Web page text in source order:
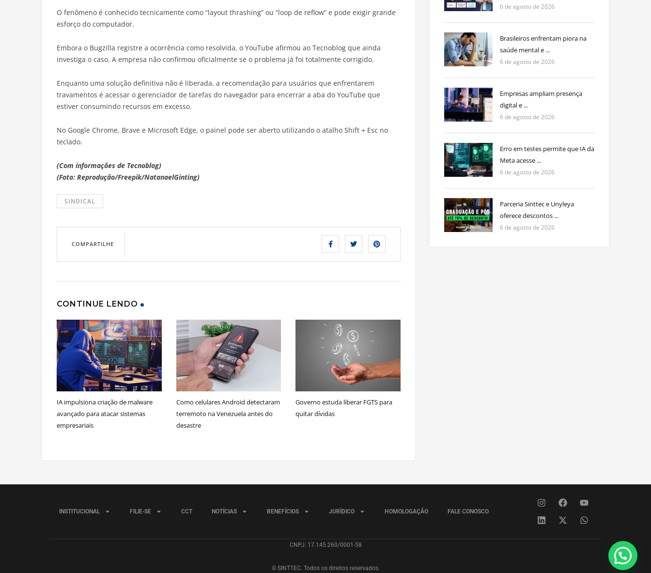
O fenômeno é conhecido tecnicamente como “layout thrashing” ou “loop de reflow” e pode exigir grande
esforço do computador.
Embora o Bugzilla registre a ocorrência como resolvida, o YouTube afirmou ao Tecnoblog que ainda
investiga o caso. A empresa não confirmou oficialmente se o problema já foi totalmente corrigido.
Enquanto uma solução definitiva não é liberada, a recomendação para usuários que enfrentarem
travamentos é acessar o gerenciador de tarefas do navegador para encerrar a aba do YouTube que
estiver consumindo recursos em excesso.
No Google Chrome, Brave e Microsoft Edge, o painel pode ser aberto utilizando o atalho Shift + Esc no
teclado.
(Com informações de Tecnoblog)
(Foto: Reprodução/Freepik/NatanaelGinting)
SINDICAL
COMPARTILHE
CONTINUE LENDO
IA impulsiona criação de malware
avançado para atacar sistemas
empresariais
Como celulares Android detectaram
terremoto na Venezuela antes do
desastre
Governo estuda liberar FGTS para
quitar dívidas
6 de agosto de 2026
Brasileiros enfrentam piora na
saúde mental e ...
6 de agosto de 2026
Empresas ampliam presença
digital e ...
6 de agosto de 2026
Erro em testes permite que IA da
Meta acesse ...
6 de agosto de 2026
Parceria Sinttec e Unyleya
oferece descontos ...
6 de agosto de 2026
INSTITUCIONAL FILIE-SE CCT NOTÍCIAS BENEFÍCIOS JURÍDICO HOMOLOGAÇÃO FALE CONOSCO
CNPJ: 17.145.260/0001-58
© SINTTEC. Todos os direitos reservados.